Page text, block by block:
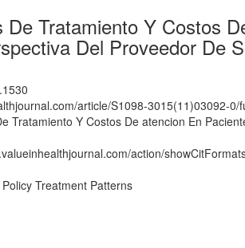
De Tratamiento Y Costos
Del Proveedor De
article/S1098-3015(11)03092-0/
Tratamiento Y Costos De atencion En
action/
Treatment Patterns